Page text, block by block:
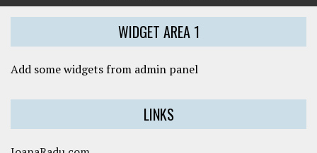
WIDGET AREA 1
Add some widgets from admin panel
LINKS